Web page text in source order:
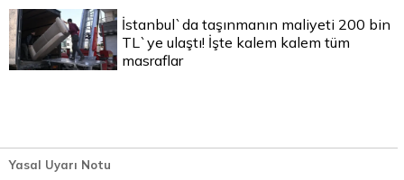
İstanbul`da taşınmanın maliyeti 200 bin
TL`ye ulaştı! İşte kalem kalem tüm
masraflar
Yasal Uyarı Notu